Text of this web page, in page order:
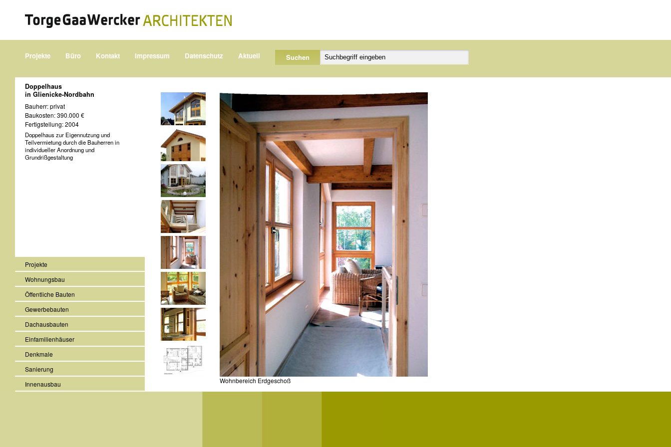
Projekte Büro Kontakt Impressum Datenschutz Aktuell
Doppelhaus
in Glienicke-Nordbahn
Bauherr: privat
Baukosten: 390.000 €
Fertigstellung: 2004
Doppelhaus zur Eigennutzung und
Teilvermietung durch die Bauherren in
individueller Anordnung und
Grundrißgestaltung
Projekte
Wohnungsbau
Öffentliche Bauten
Gewerbebauten
Dachausbauten
Einfamilienhäuser
Denkmale
Sanierung
Innenausbau
Wohnbereich Erdgeschoß